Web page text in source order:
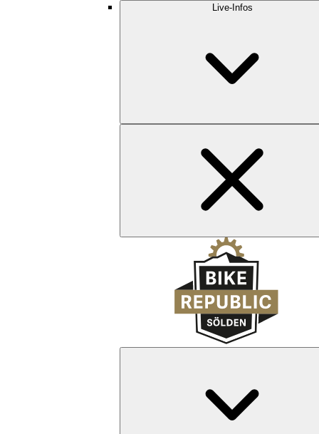
Live-Infos